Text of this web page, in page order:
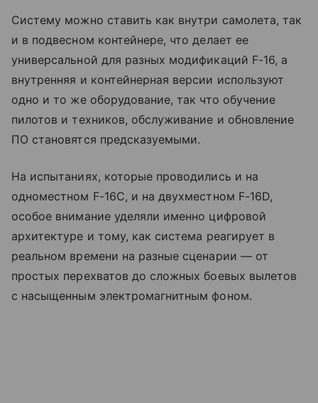
Систему можно ставить как внутри самолета, так
и в подвесном контейнере, что делает ее
универсальной для разных модификаций F-16, а
внутренняя и контейнерная версии используют
одно и то же оборудование, так что обучение
пилотов и техников, обслуживание и обновление
ПО становятся предсказуемыми.
На испытаниях, которые проводились и на
одноместном F-16C, и на двухместном F-16D,
особое внимание уделяли именно цифровой
архитектуре и тому, как система реагирует в
реальном времени на разные сценарии — от
простых перехватов до сложных боевых вылетов
с насыщенным электромагнитным фоном.